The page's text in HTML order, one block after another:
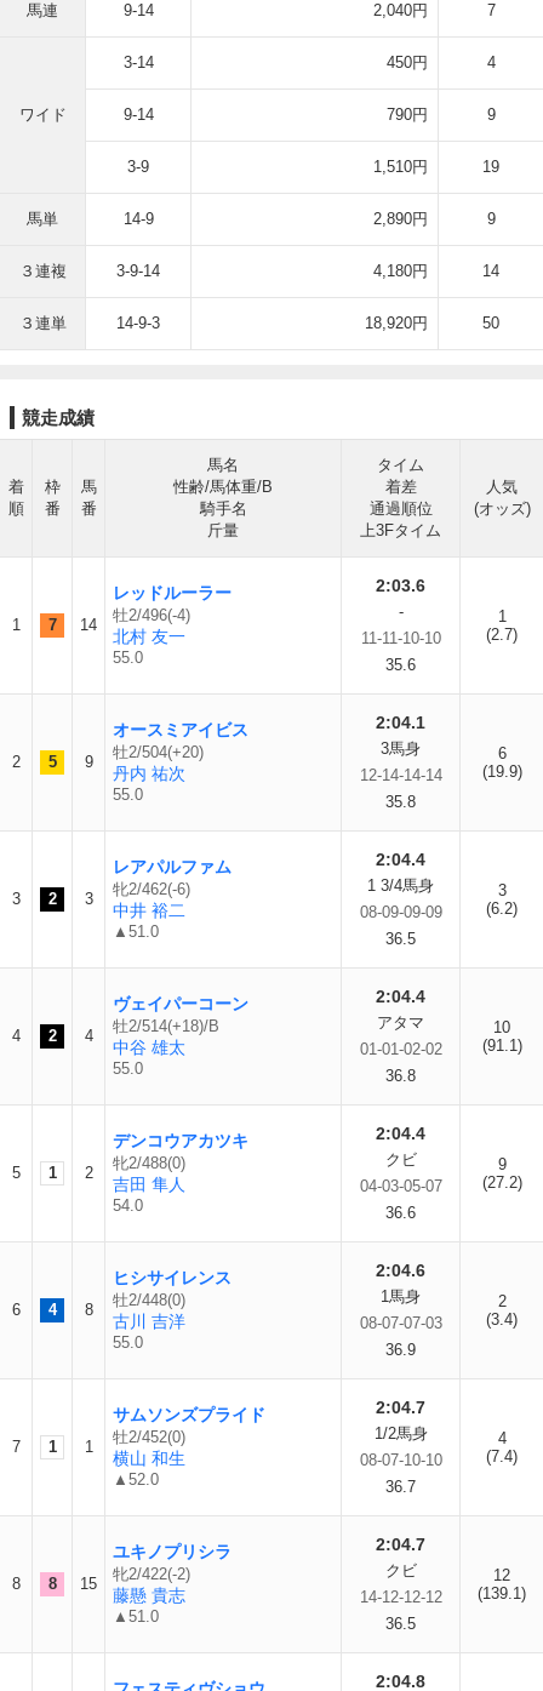
馬連 9-14 2,040円 7
ワイド
3-14 450円 4
9-14 790円 9
3-9 1,510円 19
馬単 14-9 2,890円 9
３連複 3-9-14 4,180円 14
３連単 14-9-3 18,920円 50
競走成績
着
順
枠
番
馬
番
馬名
性齢/馬体重/B
騎手名
斤量
タイム
着差
通過順位
上3Fタイム
人気
(オッズ)
1 7 14
レッドルーラー
牡2/496(-4)
北村 友一
55.0
2:03.6
-
11-11-10-10
35.6
1
(2.7)
2 5 9
オースミアイビス
牡2/504(+20)
丹内 祐次
55.0
2:04.1
3馬身
12-14-14-14
35.8
6
(19.9)
3 2 3
レアパルファム
牝2/462(-6)
中井 裕二
▲51.0
2:04.4
1 3/4馬身
08-09-09-09
36.5
3
(6.2)
4 2 4
ヴェイパーコーン
牡2/514(+18)/B
中谷 雄太
55.0
2:04.4
アタマ
01-01-02-02
36.8
10
(91.1)
5 1 2
デンコウアカツキ
牝2/488(0)
吉田 隼人
54.0
2:04.4
クビ
04-03-05-07
36.6
9
(27.2)
6 4 8
ヒシサイレンス
牡2/448(0)
古川 吉洋
55.0
2:04.6
1馬身
08-07-07-03
36.9
2
(3.4)
7 1 1
サムソンズプライド
牡2/452(0)
横山 和生
▲52.0
2:04.7
1/2馬身
08-07-10-10
36.7
4
(7.4)
8 8 15
ユキノプリシラ
牝2/422(-2)
藤懸 貴志
▲51.0
2:04.7
クビ
14-12-12-12
36.5
12
(139.1)
2:04.8